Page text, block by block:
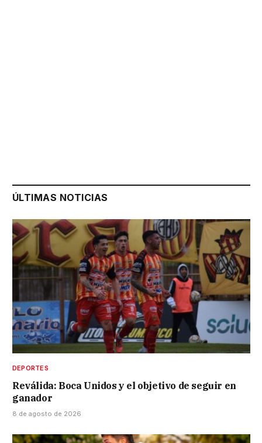
ÚLTIMAS NOTICIAS
DEPORTES
Reválida: Boca Unidos y el objetivo de seguir en
ganador
8 de agosto de 2026